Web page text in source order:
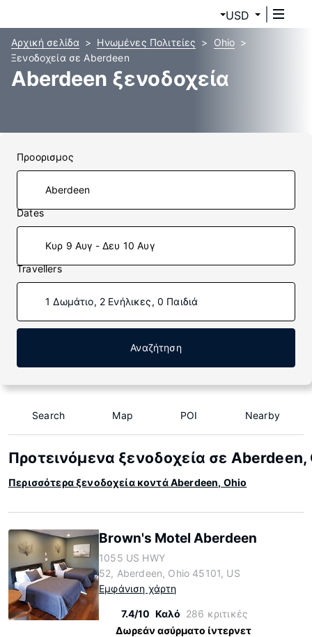
USD
Αρχική σελίδα Ηνωμένες Πολιτείες
Ohio
Ξενοδοχεία σε Aberdeen
Aberdeen ξενοδοχεία
Προορισμος
Dates
Κυρ 9 Αυγ - Δευ 10 Αυγ
Travellers
1 Δωμάτιο, 2 Ενήλικες, 0 Παιδιά
Αναζήτηση
Search Map POI Nearby
Προτεινόμενα ξενοδοχεία σε Aberdeen,
Περισσότερα ξενοδοχεία κοντά Aberdeen, Ohio
Brown's Motel Aberdeen
1055 US HWY
52, Aberdeen, Ohio 45101, US
Εμφάνιση χάρτη
7.4/10 Καλό 286 κριτικές
Δωρεάν ασύρματο ίντερνετ